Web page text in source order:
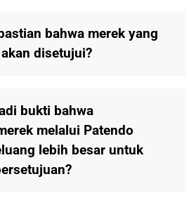
bahwa merek yang
disetujui?
bukti bahwa
melalui Patendo
lebih besar untuk